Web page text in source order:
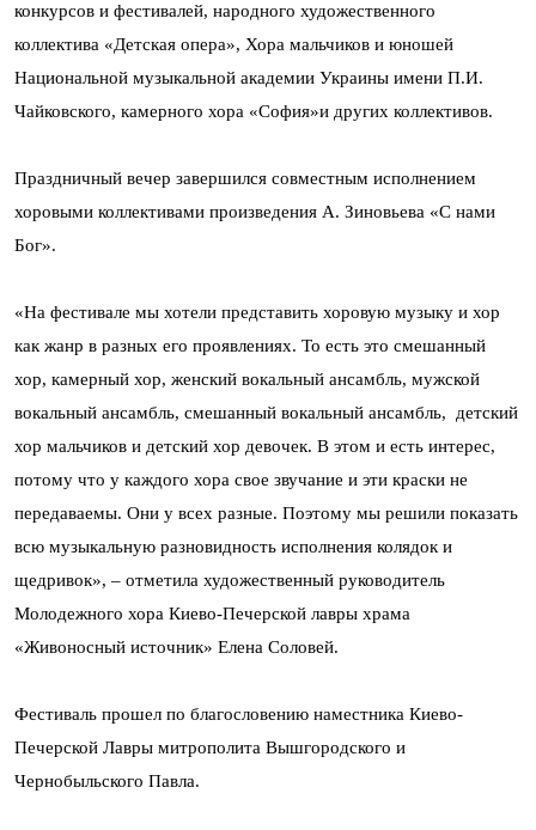
конкурсов и фестивалей, народного художественного
коллектива «Детская опера», Хора мальчиков и юношей
Национальной музыкальной академии Украины имени П.И.
Чайковского, камерного хора «София»и других коллективов.
Праздничный вечер завершился совместным исполнением
хоровыми коллективами произведения А. Зиновьева «С нами
Бог».
«На фестивале мы хотели представить хоровую музыку и хор
как жанр в разных его проявлениях. То есть это смешанный
хор, камерный хор, женский вокальный ансамбль, мужской
вокальный ансамбль, смешанный вокальный ансамбль, детский
хор мальчиков и детский хор девочек. В этом и есть интерес,
потому что у каждого хора свое звучание и эти краски не
передаваемы. Они у всех разные. Поэтому мы решили показать
всю музыкальную разновидность исполнения колядок и
щедривок», – отметила художественный руководитель
Молодежного хора Киево-Печерской лавры храма
«Живоносный источник» Елена Соловей.
Фестиваль прошел по благословению наместника Киево-
Печерской Лавры митрополита Вышгородского и
Чернобыльского Павла.